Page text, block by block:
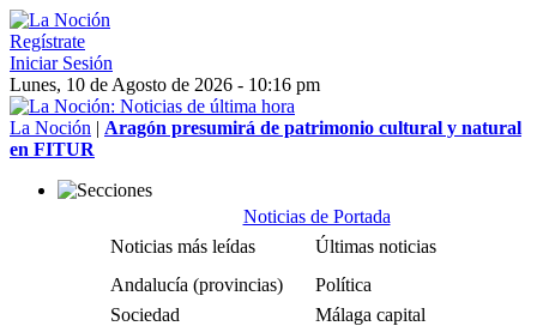
Regístrate
Iniciar Sesión
Lunes, 10 de Agosto de 2026 - 10:16 pm
La Noción | Aragón presumirá de patrimonio cultural y natural
en FITUR
Noticias de Portada
Noticias más leídas
Últimas noticias
Andalucía (provincias)
Política
Sociedad
Málaga capital